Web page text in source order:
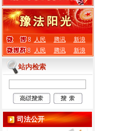
人民 腾讯
新浪
人民
腾讯 新浪
站内检索
司法公开